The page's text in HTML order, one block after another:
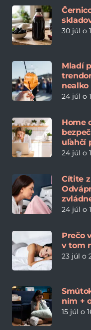
30 júl o
Mladí
nealko
24 júl o
Home
uľahčí
24 júl o
Cítite
24 júl o
Prečo
v tom
23 júl o
ním +
15 júl o